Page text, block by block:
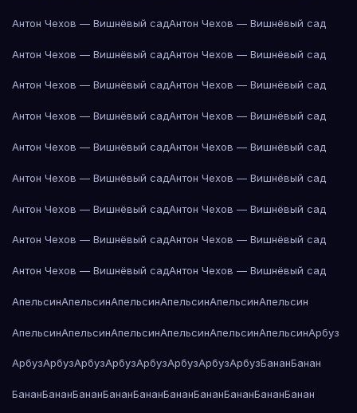
Антон Чехов — Вишнёвый садАнтон Чехов — Вишнёвый сад
Антон Чехов — Вишнёвый садАнтон Чехов — Вишнёвый сад
Антон Чехов — Вишнёвый садАнтон Чехов — Вишнёвый сад
Антон Чехов — Вишнёвый садАнтон Чехов — Вишнёвый сад
Антон Чехов — Вишнёвый садАнтон Чехов — Вишнёвый сад
Антон Чехов — Вишнёвый садАнтон Чехов — Вишнёвый сад
Антон Чехов — Вишнёвый садАнтон Чехов — Вишнёвый сад
Антон Чехов — Вишнёвый садАнтон Чехов — Вишнёвый сад
Антон Чехов — Вишнёвый садАнтон Чехов — Вишнёвый сад
АпельсинАпельсинАпельсинАпельсинАпельсинАпельсин
АпельсинАпельсинАпельсинАпельсинАпельсинАпельсинАрбуз
АрбузАрбузАрбузАрбузАрбузАрбузАрбузАрбузБананБанан
БананБананБананБананБананБананБананБананБананБанан